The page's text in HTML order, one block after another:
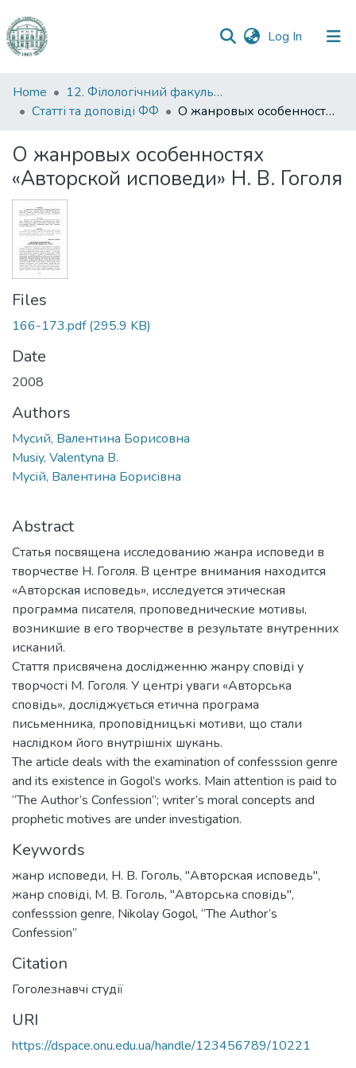
Log In (current)
Communities
&
All of DSpace
Statistics
Home
12. Філологічний факультет
Статті та доповіді ФФ
О жанровых особенностях «Авторской исповеди» Н. В. Гоголя
О жанровых особенностях
«Авторской исповеди» Н. В. Гоголя
Files
166-173.pdf(295.9 KB)
Date
2008
Authors
Мусий, Валентина Борисовна
Musiy, Valentyna B.
Мусій, Валентина Борисівна
Abstract
Статья посвящена исследованию жанра исповеди в
творчестве Н. Гоголя. В центре внимания находится
«Авторская исповедь», исследуется этическая
программа писателя, проповеднические мотивы,
возникшие в его творчестве в результате внутренних
исканий.
Стаття присвячена дослідженню жанру сповіді у
творчості М. Гоголя. У центрі уваги «Авторська
сповідь», досліджується етична програма
письменника, проповідницькі мотиви, що стали
наслідком його внутрішніх шукань.
The article deals with the examination of confesssion genre
and its existence in Gogol’s works. Main attention is paid to
“The Author’s Confession”; writer’s moral concepts and
prophetic motives are under investigation.
Keywords
жанр исповеди, Н. В. Гоголь, "Авторская исповедь",
жанр сповіді, М. В. Гоголь, "Авторська сповідь",
confesssion genre, Nikolay Gogol, “The Author’s
Confession”
Citation
Гоголезнавчі студії
URI
https://dspace.onu.edu.ua/handle/123456789/10221